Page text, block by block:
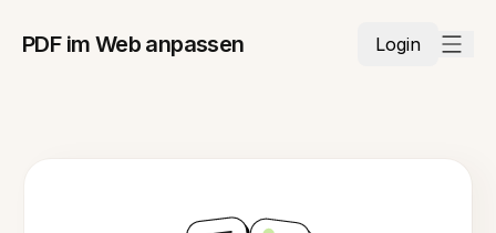
PDF im Web anpassen Login